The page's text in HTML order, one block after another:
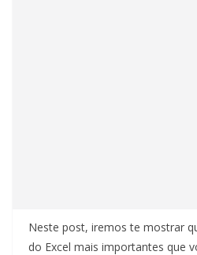
Neste post, iremos te mostrar
do Excel mais importantes que